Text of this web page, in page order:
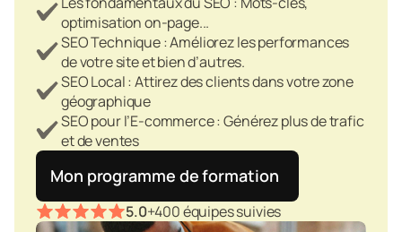
optimisation on-page...
SEO Technique : Améliorez les performances
de votre site et bien d’autres.
SEO Local : Attirez des clients dans votre zone
géographique
SEO pour l’E-commerce : Générez plus de trafic
et de ventes
Mon programme de formation
5.0+400 équipes suivies